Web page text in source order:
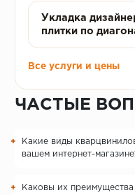
Укладка
плитки по
Все услуги и цены
ЧАСТЫЕ
Какие виды
вашем интернет-
Каковы их